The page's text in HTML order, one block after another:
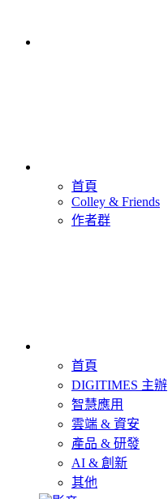
首頁
Colley & Friends
作者群
首頁
DIGITIMES 主辦
智慧應用
雲端 & 資安
產品 & 研發
AI & 創新
其他